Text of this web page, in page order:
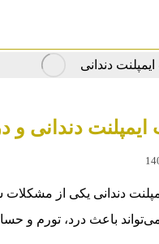
دندانی و
دندانی یکی از مشکلات
باعث درد، تورم و